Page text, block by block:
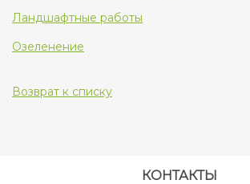
Ландшафтные работы
Озеленение
Возврат к списку
КОНТАКТЫ